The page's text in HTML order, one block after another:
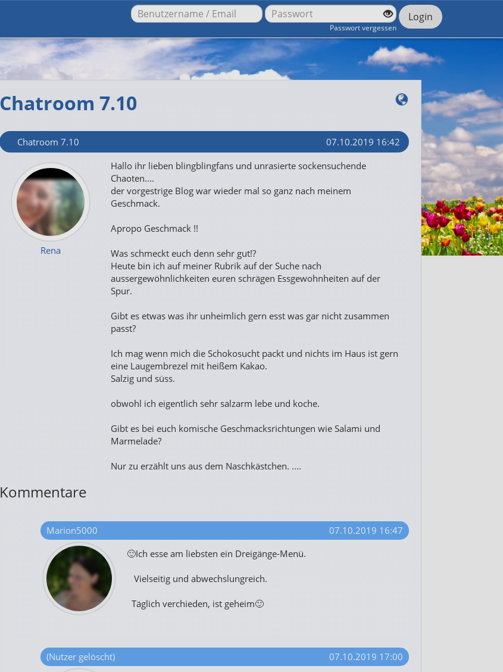
Passwort vergessen
Login
Chatroom 7.10
Chatroom 7.10 07.10.2019 16:42
Rena
Hallo ihr lieben blingblingfans und unrasierte sockensuchende
Chaoten....
der vorgestrige Blog war wieder mal so ganz nach meinem
Geschmack.
Apropo Geschmack !!
Was schmeckt euch denn sehr gut!?
Heute bin ich auf meiner Rubrik auf der Suche nach
aussergewöhnlichkeiten euren schrägen Essgewohnheiten auf der
Spur.
Gibt es etwas was ihr unheimlich gern esst was gar nicht zusammen
passt?
Ich mag wenn mich die Schokosucht packt und nichts im Haus ist gern
eine Laugembrezel mit heißem Kakao.
Salzig und süss.
obwohl ich eigentlich sehr salzarm lebe und koche.
Gibt es bei euch komische Geschmacksrichtungen wie Salami und
Marmelade?
Nur zu erzählt uns aus dem Naschkästchen. ....
Kommentare
Marion5000
07.10.2019 16:47
🙂Ich esse am liebsten ein Dreigänge-Menü.
Vielseitig und abwechslungreich.
Täglich verchieden, ist geheim🙂
(Nutzer gelöscht)
07.10.2019 17:00